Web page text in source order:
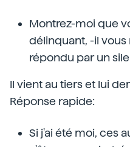
Montrez-moi que
délinquant, -il vous
répondu par un
Il vient au tiers et lui
Réponse rapide:
Si j'ai été moi, ces